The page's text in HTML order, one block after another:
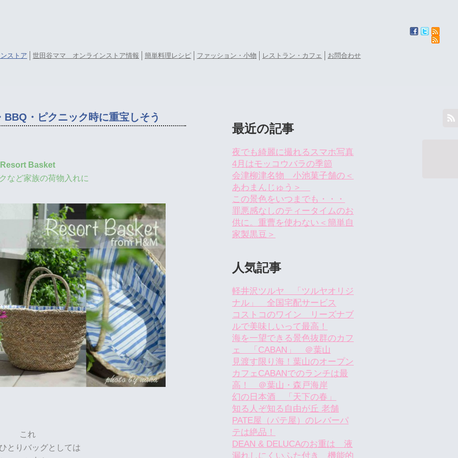
ストア 世田谷ママ オンラインストア情報 簡単料理レシピ ファッション・小物 レストラン・カフェ お問合わせ
・ピクニック時に重宝しそう
Resort Basket
など家族の荷物入れに
これ
とりバッグとしては
最近の記事
夜でも綺麗に撮れるスマホ写真
4月はモッコウバラの季節
会津柳津名物 小池菓子舗の＜
あわまんじゅう＞
この景色をいつまでも・・・
罪悪感なしのティータイムのお
供に。重曹を使わない＜簡単自
家製黒豆＞
人気記事
軽井沢ツルヤ 「ツルヤオリジ
ナル」 全国宅配サービス
コストコのワイン リーズナブ
ルで美味しいって最高！
海を一望できる景色抜群のカフ
ェ 「CABAN」 ＠葉山
見渡す限り海！葉山のオープン
カフェCABANでのランチは最
高！ ＠葉山・森戸海岸
幻の日本酒 「天下の春」
知る人ぞ知る自由が丘 老舗
PATE屋（パテ屋）のレバーパ
テは絶品！
DEAN & DELUCAのお重は 液
漏れしにくいふた付き 機能的